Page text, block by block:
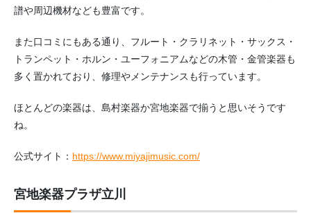
譜や周辺機材なども豊富です。
また口コミにもある通り、フルート・クラリネット・サックス・
トランペット・ホルン・ユーフォニアムなどの木管・金管楽器も
多く置かれており、修理やメンテナンスも行っています。
ほとんどの楽器は、島村楽器か宮地楽器で揃うと思いそうです
ね。
公式サイト： https://www.miyajimusic.com/
宮地楽器プラザ立川